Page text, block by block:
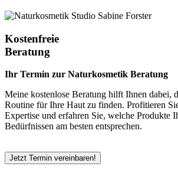
Kostenfreie
Beratung
Ihr Termin zur Naturkosmetik Beratung
Meine kostenlose Beratung hilft Ihnen dabei,
Routine für Ihre Haut zu finden. Profitieren
Expertise und erfahren Sie, welche Produkte
Bedürfnissen am besten entsprechen.
Jetzt Termin vereinbaren!